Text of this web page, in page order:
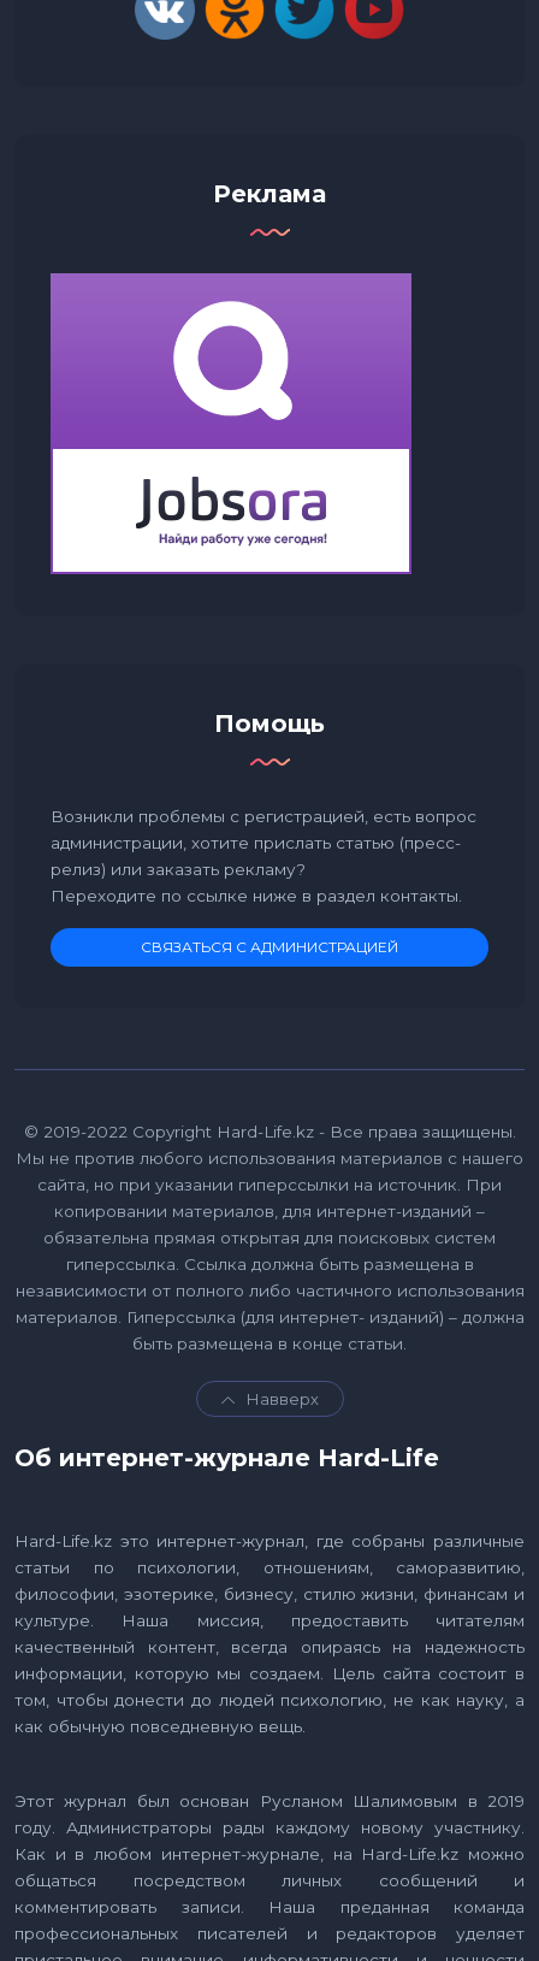
Реклама
Помощь
Возникли проблемы с регистрацией, есть вопрос
администрации, хотите прислать статью (пресс-
релиз) или заказать рекламу?
Переходите по ссылке ниже в раздел контакты.
СВЯЗАТЬСЯ С АДМИНИСТРАЦИЕЙ
© 2019-2022 Copyright Hard-Life.kz - Все права защищены.
Мы не против любого использования материалов с нашего
сайта, но при указании гиперссылки на источник. При
копировании материалов, для интернет-изданий –
обязательна прямая открытая для поисковых систем
гиперссылка. Ссылка должна быть размещена в
независимости от полного либо частичного использования
материалов. Гиперссылка (для интернет- изданий) – должна
быть размещена в конце статьи.
Навверх
Об интернет-журнале Hard-Life
Hard-Life.kz это интернет-журнал, где собраны различные
статьи по психологии, отношениям, саморазвитию,
философии, эзотерике, бизнесу, стилю жизни, финансам и
культуре. Наша миссия, предоставить читателям
качественный контент, всегда опираясь на надежность
информации, которую мы создаем. Цель сайта состоит в
том, чтобы донести до людей психологию, не как науку, а
как обычную повседневную вещь.
Этот журнал был основан Русланом Шалимовым в 2019
году. Администраторы рады каждому новому участнику.
Как и в любом интернет-журнале, на Hard-Life.kz можно
общаться посредством личных сообщений и
комментировать записи. Наша преданная команда
профессиональных писателей и редакторов уделяет